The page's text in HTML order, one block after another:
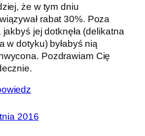
że w tym dniu
rabat 30%. Poza
jakbyś jej dotknęła (delikatna
w dotyku) byłabyś nią
Pozdrawiam Cię
2016